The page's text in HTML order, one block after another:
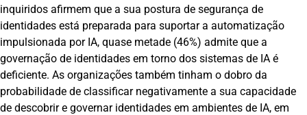
inquiridos afirmem que a sua postura de segurança de
identidades está preparada para suportar a automatização
impulsionada por IA, quase metade (46%) admite que a
governação de identidades em torno dos sistemas de IA é
deficiente. As organizações também tinham o dobro da
probabilidade de classificar negativamente a sua capacidade
de descobrir e governar identidades em ambientes de IA, em